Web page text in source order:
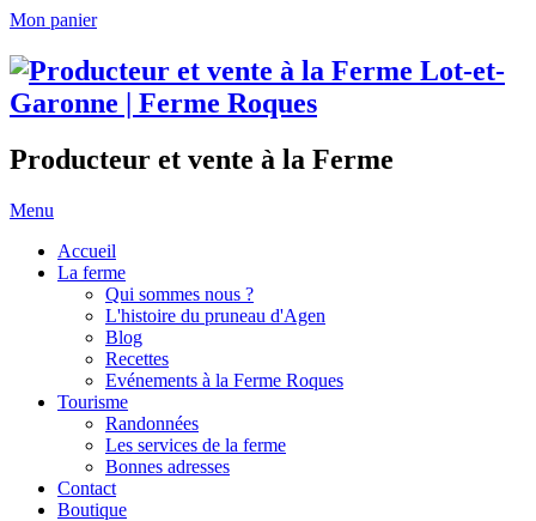
Mon panier
Producteur et vente à la Ferme
Menu
Accueil
La ferme
Qui sommes nous ?
L'histoire du pruneau d'Agen
Blog
Recettes
Evénements à la Ferme Roques
Tourisme
Randonnées
Les services de la ferme
Bonnes adresses
Contact
Boutique